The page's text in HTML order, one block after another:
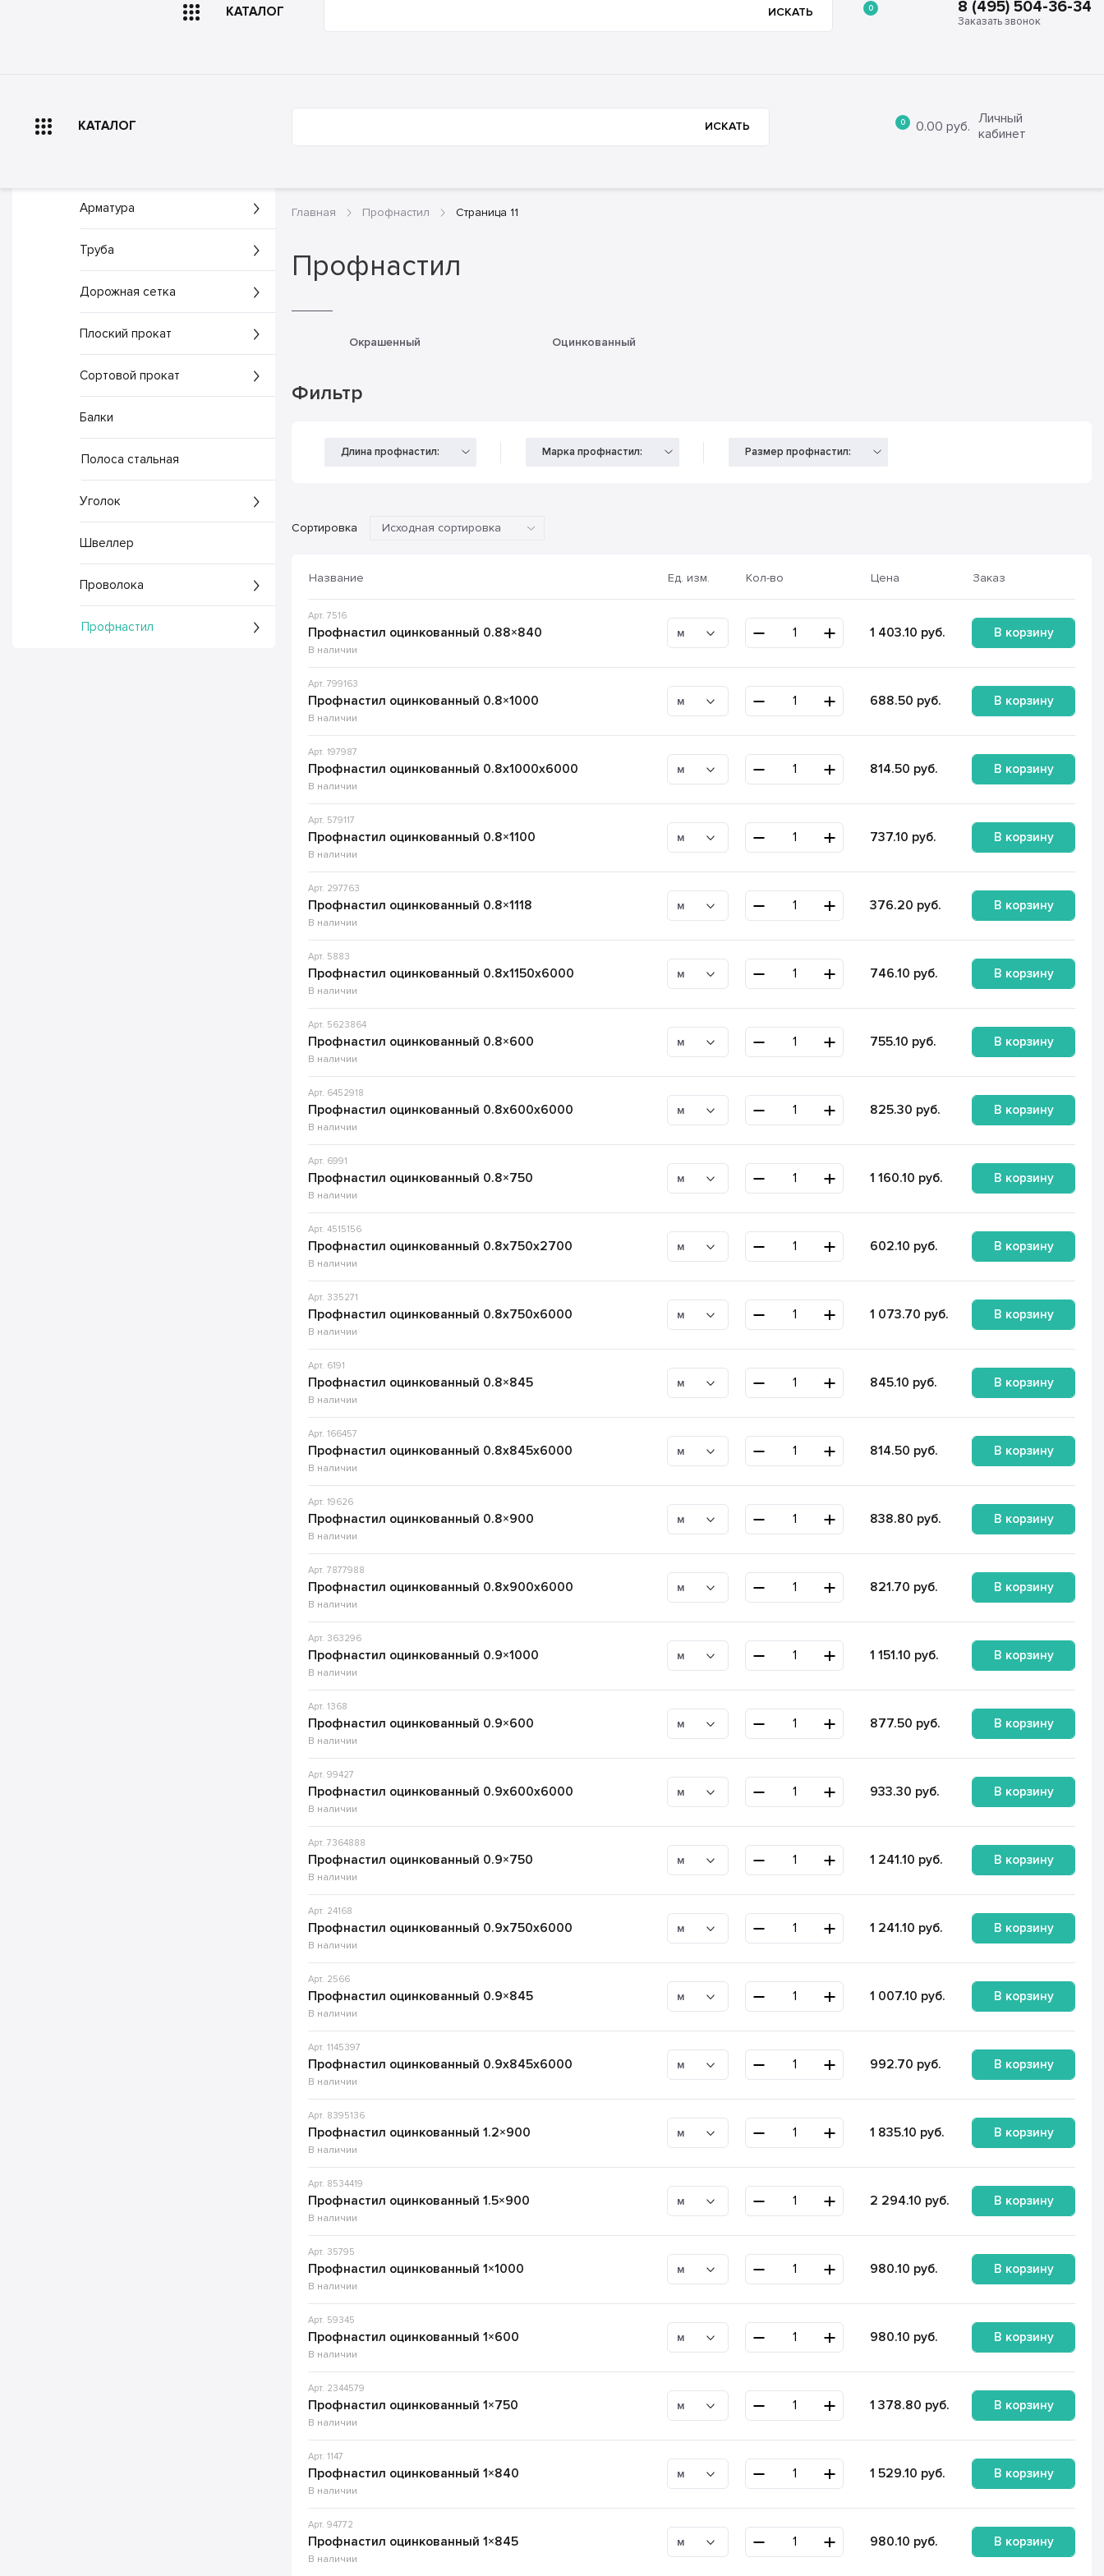
О компании Полезное Доставка и оплата Металлоконструкции Отзывы 8 (495) 504-36-34
КАТАЛОГ ИСКАТЬ
Личный
кабинет
0 0.00 руб.
КАТАЛОГ ИСКАТЬ 0 8 (495) 504-36-34
Заказать звонок
Арматура
Труба
Дорожная сетка
Плоский прокат
Сортовой прокат
Балки
Полоса стальная
Уголок
Швеллер
Проволока
Профнастил
Главная Профнастил Страница 11
Профнастил
Окрашенный Оцинкованный
Фильтр
Длина профнастил: Марка профнастил: Размер профнастил:
Сортировка
Название Ед. изм. Кол-во Цена Заказ
Арт. 7516
Профнастил оцинкованный 0.88×840
В наличии
м 1 403.10 руб. В корзину
Арт. 799163
Профнастил оцинкованный 0.8×1000
В наличии
м 688.50 руб. В корзину
Арт. 197987
Профнастил оцинкованный 0.8x1000x6000
В наличии
м 814.50 руб. В корзину
Арт. 579117
Профнастил оцинкованный 0.8×1100
В наличии
м 737.10 руб. В корзину
Арт. 297763
Профнастил оцинкованный 0.8×1118
В наличии
м 376.20 руб. В корзину
Арт. 5883
Профнастил оцинкованный 0.8x1150x6000
В наличии
м 746.10 руб. В корзину
Арт. 5623864
Профнастил оцинкованный 0.8×600
В наличии
м 755.10 руб. В корзину
Арт. 6452918
Профнастил оцинкованный 0.8x600x6000
В наличии
м 825.30 руб. В корзину
Арт. 6991
Профнастил оцинкованный 0.8×750
В наличии
м 1 160.10 руб. В корзину
Арт. 4515156
Профнастил оцинкованный 0.8x750x2700
В наличии
м 602.10 руб. В корзину
Арт. 335271
Профнастил оцинкованный 0.8x750x6000
В наличии
м 1 073.70 руб. В корзину
Арт. 6191
Профнастил оцинкованный 0.8×845
В наличии
м 845.10 руб. В корзину
Арт. 166457
Профнастил оцинкованный 0.8x845x6000
В наличии
м 814.50 руб. В корзину
Арт. 19626
Профнастил оцинкованный 0.8×900
В наличии
м 838.80 руб. В корзину
Арт. 7877988
Профнастил оцинкованный 0.8x900x6000
В наличии
м 821.70 руб. В корзину
Арт. 363296
Профнастил оцинкованный 0.9×1000
В наличии
м 1 151.10 руб. В корзину
Арт. 1368
Профнастил оцинкованный 0.9×600
В наличии
м 877.50 руб. В корзину
Арт. 99427
Профнастил оцинкованный 0.9x600x6000
В наличии
м 933.30 руб. В корзину
Арт. 7364888
Профнастил оцинкованный 0.9×750
В наличии
м 1 241.10 руб. В корзину
Арт. 24168
Профнастил оцинкованный 0.9x750x6000
В наличии
м 1 241.10 руб. В корзину
Арт. 2566
Профнастил оцинкованный 0.9×845
В наличии
м 1 007.10 руб. В корзину
Арт. 1145397
Профнастил оцинкованный 0.9x845x6000
В наличии
м 992.70 руб. В корзину
Арт. 8395136
Профнастил оцинкованный 1.2×900
В наличии
м 1 835.10 руб. В корзину
Арт. 8534419
Профнастил оцинкованный 1.5×900
В наличии
м 2 294.10 руб. В корзину
Арт. 35795
Профнастил оцинкованный 1×1000
В наличии
м 980.10 руб. В корзину
Арт. 59345
Профнастил оцинкованный 1×600
В наличии
м 980.10 руб. В корзину
Арт. 2344579
Профнастил оцинкованный 1×750
В наличии
м 1 378.80 руб. В корзину
Арт. 1147
Профнастил оцинкованный 1×840
В наличии
м 1 529.10 руб. В корзину
Арт. 94772
Профнастил оцинкованный 1×845
В наличии
м 980.10 руб. В корзину